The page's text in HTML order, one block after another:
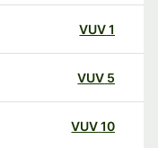
VUV
VUV
VUV